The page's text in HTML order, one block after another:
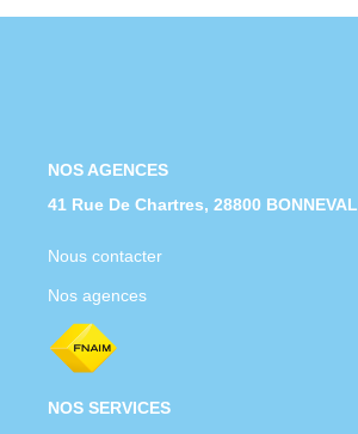
Notre Équipe
NOS AGENCES
41 Rue De Chartres, 28800 BONNEVAL
Nous contacter
Nos agences
NOS SERVICES